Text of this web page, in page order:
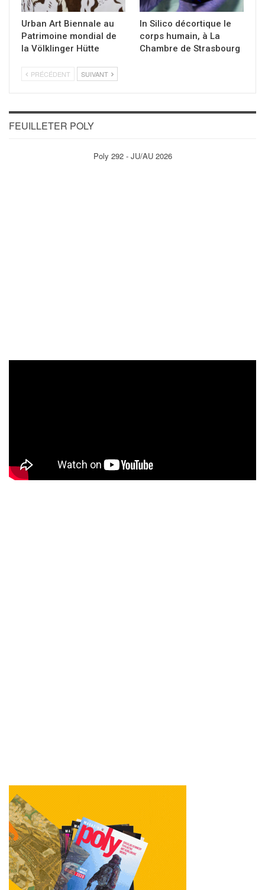
Urban Art Biennale au
Patrimoine mondial de
la Völklinger Hütte
In Silico décortique le
corps humain, à La
Chambre de Strasbourg
PRÉCÉDENT SUIVANT
FEUILLETER POLY
Poly 292 - JU/AU 2026